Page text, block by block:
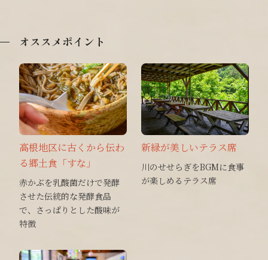
オススメポイント
高根地区に古くから伝わ
る郷土食「すな」
赤かぶを乳酸菌だけで発酵
させた伝統的な発酵食品
で、さっぱりとした酸味が
特徴
新緑が美しいテラス席
川のせせらぎをBGMに食事
が楽しめるテラス席